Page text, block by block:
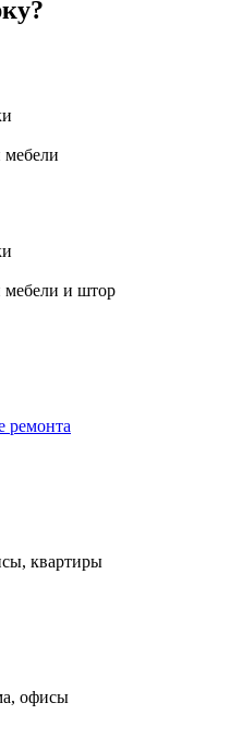
мебели
мебели и штор
ремонта
квартиры
офисы